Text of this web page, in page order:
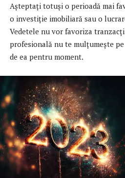
Așteptați totuși o perioadă mai
o investiție imobiliară sau o
Vedetele nu vor favoriza
profesională nu te mulțumește
de ea pentru moment.